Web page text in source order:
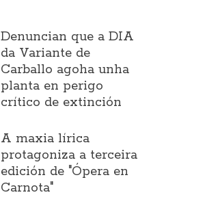
Denuncian que a DIA
da Variante de
Carballo agoha unha
planta en perigo
crítico de extinción
A maxia lírica
protagoniza a terceira
edición de "Ópera en
Carnota"